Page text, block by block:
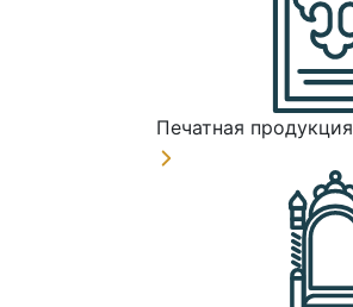
Печатная продукция